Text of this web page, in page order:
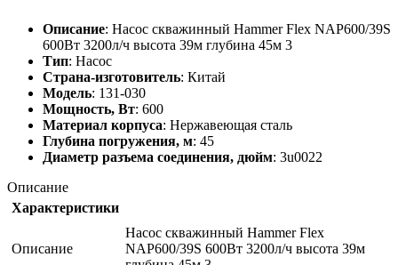
Описание: Насос скважинный Hammer Flex NAP600/39S
600Вт 3200л/ч высота 39м глубина 45м 3
Тип: Насос
Страна-изготовитель: Китай
Модель: 131-030
Мощность, Вт: 600
Материал корпуса: Нержавеющая сталь
Глубина погружения, м: 45
Диаметр разъема соединения, дюйм: 3u0022
Описание
Характеристики
Описание
Насос скважинный Hammer Flex
NAP600/39S 600Вт 3200л/ч высота 39м